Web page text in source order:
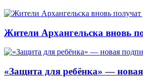
Жители Архангельска вновь
«Защита для ребёнка» — новая